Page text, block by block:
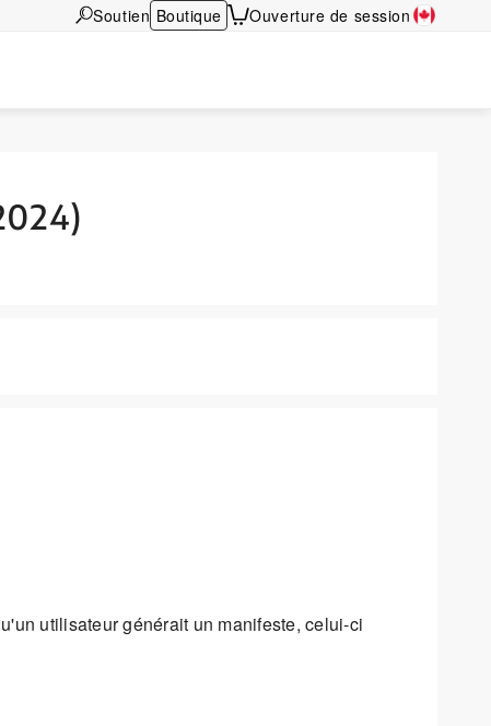
Soutien Boutique Ouverture de session
utilisateur générait un manifeste, celui-ci